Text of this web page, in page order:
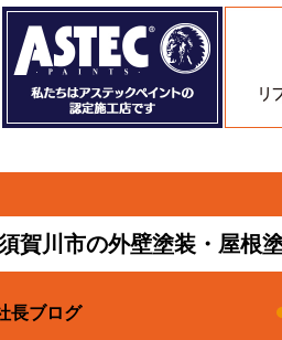
賀川市の外壁塗装・屋根
長ブログ